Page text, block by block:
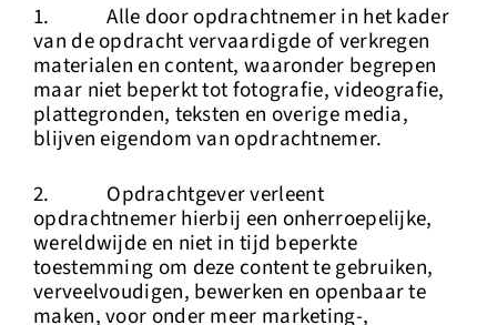
1. Alle door opdrachtnemer in het kader
van de opdracht vervaardigde of verkregen
materialen en content, waaronder begrepen
maar niet beperkt tot fotografie, videografie,
plattegronden, teksten en overige media,
blijven eigendom van opdrachtnemer.
2. Opdrachtgever verleent
opdrachtnemer hierbij een onherroepelijke,
wereldwijde en niet in tijd beperkte
toestemming om deze content te gebruiken,
verveelvoudigen, bewerken en openbaar te
maken, voor onder meer marketing-,